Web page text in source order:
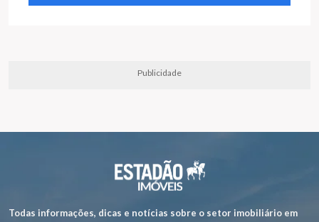
Publicidade
Todas informações, dicas e notícias sobre o setor imobiliário em